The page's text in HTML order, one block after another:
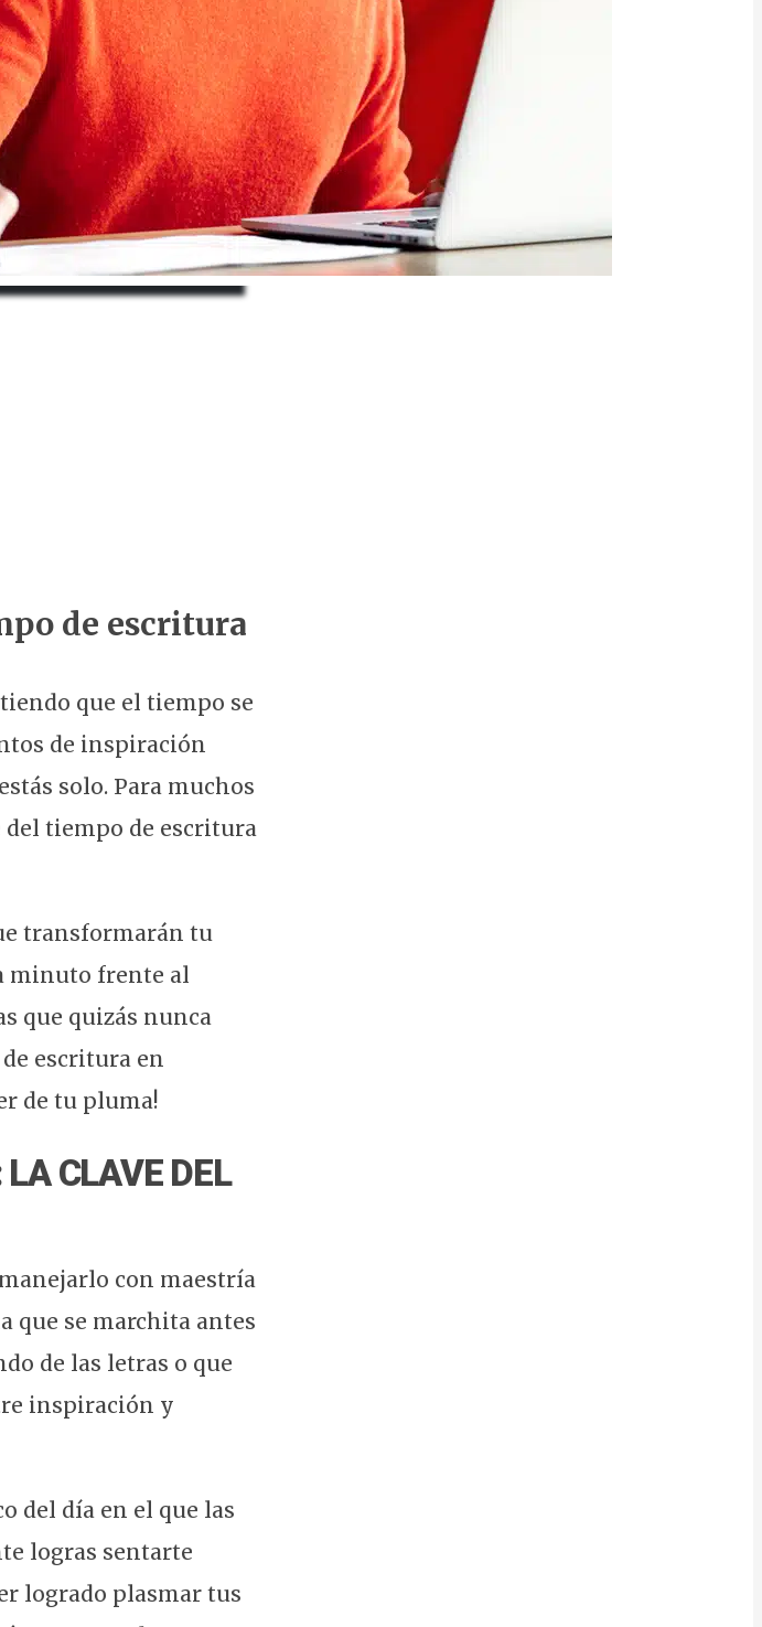
de escritura
que el tiempo se
de inspiración
solo. Para muchos
del tiempo de escritura
transformarán tu
minuto frente al
que quizás nunca
escritura en
de tu pluma!
CLAVE DEL
con maestría
que se marchita antes
de las letras o que
inspiración y
del día en el que las
logras sentarte
logrado plasmar tus